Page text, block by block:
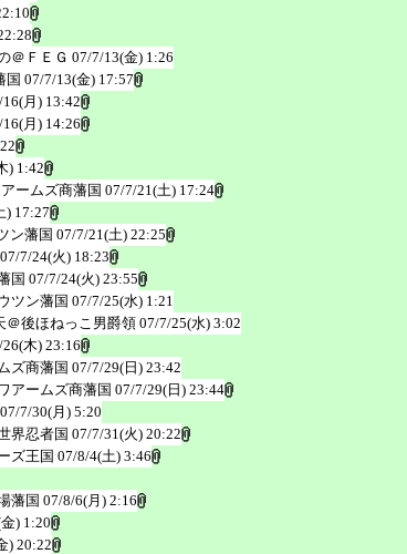
＠ＦＥＧ 07/7/13(金) 1:26
国 07/7/13(金) 17:57
月) 13:42
月) 14:26
) 1:42
ームズ商藩国 07/7/21(土) 17:24
) 17:27
ン藩国 07/7/21(土) 22:25
07/7/24(火) 18:23
国 07/7/24(火) 23:55
ツン藩国 07/7/25(水) 1:21
＠後ほねっこ男爵領 07/7/25(水) 3:02
木) 23:16
ズ商藩国 07/7/29(日) 23:42
アームズ商藩国 07/7/29(日) 23:44
07/7/30(月) 5:20
界忍者国 07/7/31(火) 20:22
ズ王国 07/8/4(土) 3:46
藩国 07/8/6(月) 2:16
) 1:20
) 20:22